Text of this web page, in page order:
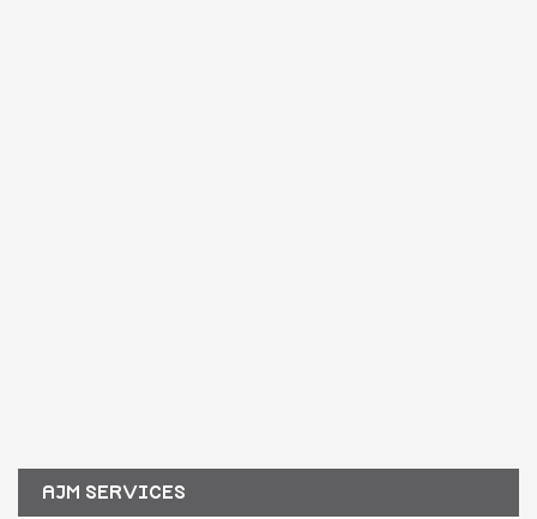
AJM SERVICES